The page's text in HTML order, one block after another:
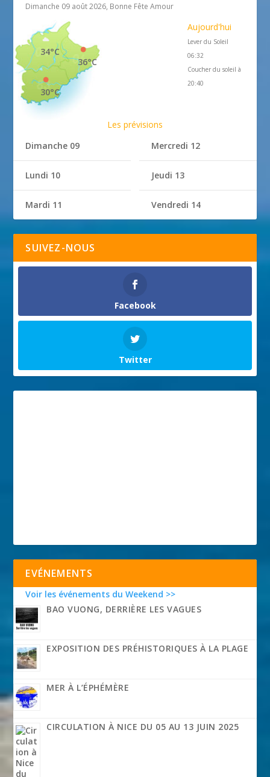
Dimanche 09 août 2026, Bonne Fête Amour
36°C
34°C
30°C
Aujourd'hui
Lever du Soleil
06:32
Coucher du soleil à
20:40
Les prévisions
Dimanche 09
Lundi 10
Mardi 11
Mercredi 12
Jeudi 13
Vendredi 14
SUIVEZ-NOUS
Facebook
Twitter
EVÉNEMENTS
Voir les événements du Weekend >>
BAO VUONG, DERRIÈRE LES VAGUES
EXPOSITION DES PRÉHISTORIQUES À LA PLAGE
MER À L’ÉPHÉMÈRE
CIRCULATION À NICE DU 05 AU 13 JUIN 2025